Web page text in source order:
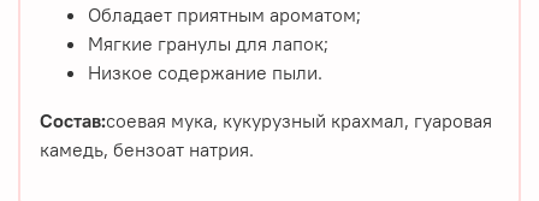
Обладает приятным ароматом;
Мягкие гранулы для лапок;
Низкое содержание пыли.
Состав:cоевая мука, кукурузный крахмал, гуаровая
камедь, бензоат натрия.